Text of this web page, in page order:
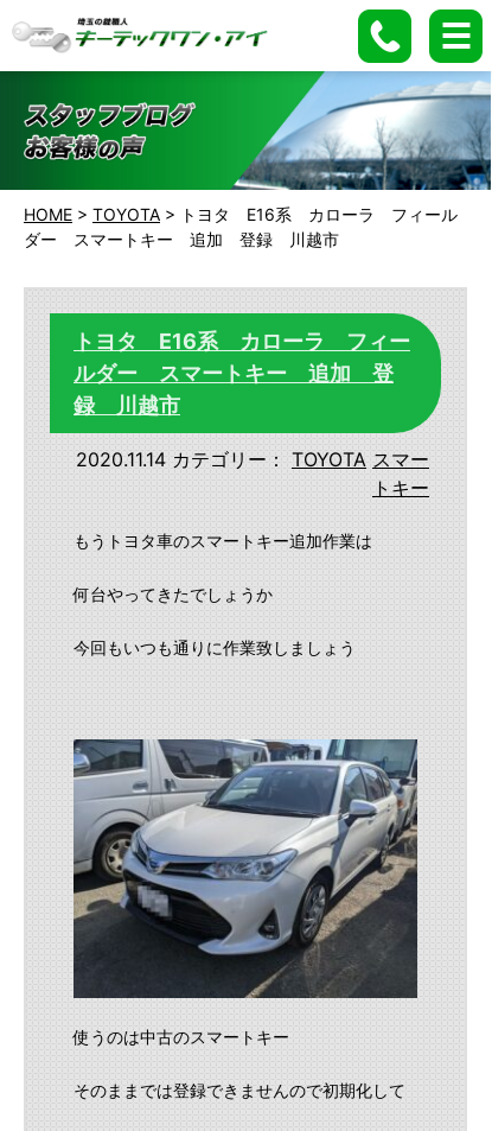
HOME > TOYOTA > トヨタ E16系 カローラ フィール
ダー スマートキー 追加 登録 川越市
トヨタ E16系 カローラ フィー
ルダー スマートキー 追加 登
録 川越市
2020.11.14 カテゴリー： TOYOTA スマー
トキー
もうトヨタ車のスマートキー追加作業は
何台やってきたでしょうか
今回もいつも通りに作業致しましょう
使うのは中古のスマートキー
そのままでは登録できませんので初期化して